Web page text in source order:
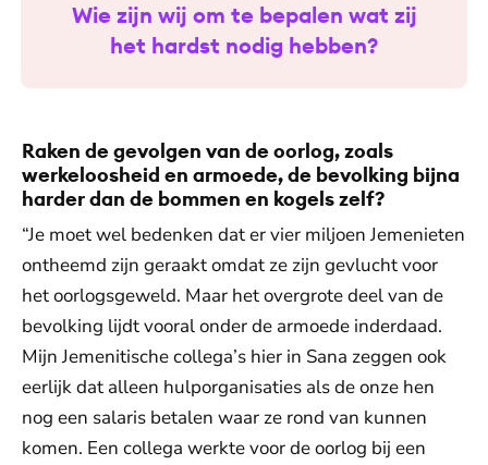
Wie zijn wij om te bepalen wat zij
het hardst nodig hebben?
Raken de gevolgen van de oorlog, zoals
werkeloosheid en armoede, de bevolking bijna
harder dan de bommen en kogels zelf?
“Je moet wel bedenken dat er vier miljoen Jemenieten
ontheemd zijn geraakt omdat ze zijn gevlucht voor
het oorlogsgeweld. Maar het overgrote deel van de
bevolking lijdt vooral onder de armoede inderdaad.
Mijn Jemenitische collega’s hier in Sana zeggen ook
eerlijk dat alleen hulporganisaties als de onze hen
nog een salaris betalen waar ze rond van kunnen
komen. Een collega werkte voor de oorlog bij een